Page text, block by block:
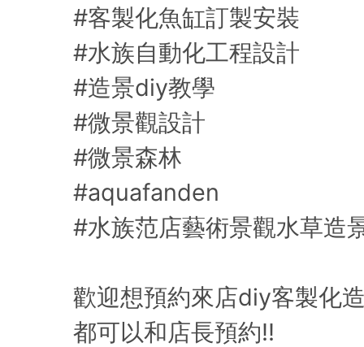
#客製化魚缸訂製安裝
#水族自動化工程設計
#造景diy教學
#微景觀設計
#微景森林
#aquafanden
#水族范店藝術景觀水草造
歡迎想預約來店diy客製化
都可以和店長預約!!